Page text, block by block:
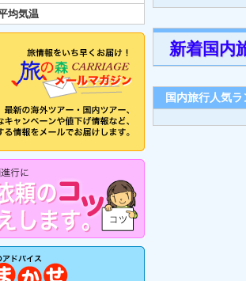
新着国内
国内旅行人気
均気温